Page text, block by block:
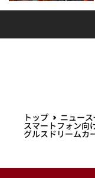
トップ ニュー
スマートフォン向
グルスドリームカ